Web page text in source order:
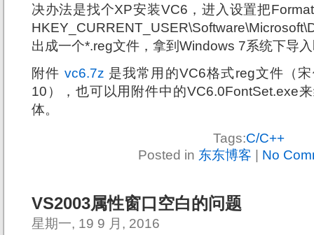
决办法是找个XP安装VC6，进入设置把
出成一个*.reg文件，拿到Windows 7系统下导
附件 vc6.7z 是我常用的VC6格式reg文件（
10），也可以用附件中的VC6.0FontSet.exe
体。
Tags:C/C++
Posted in 东东博客 | No
VS2003属性窗口空白的问题
星期一, 19 9 月, 2016